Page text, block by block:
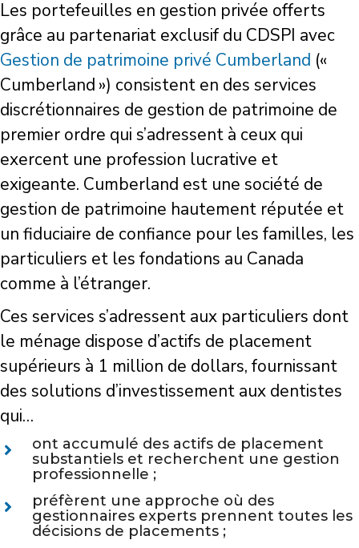
Les portefeuilles en gestion privée offerts
grâce au partenariat exclusif du CDSPI avec
Gestion de patrimoine privé Cumberland («
Cumberland ») consistent en des services
discrétionnaires de gestion de patrimoine de
premier ordre qui s’adressent à ceux qui
exercent une profession lucrative et
exigeante. Cumberland est une société de
gestion de patrimoine hautement réputée et
un fiduciaire de confiance pour les familles, les
particuliers et les fondations au Canada
comme à l’étranger.
Ces services s’adressent aux particuliers dont
le ménage dispose d’actifs de placement
supérieurs à 1 million de dollars, fournissant
des solutions d’investissement aux dentistes
qui…
ont accumulé des actifs de placement
substantiels et recherchent une gestion
professionnelle ;
préfèrent une approche où des
gestionnaires experts prennent toutes les
décisions de placements ;